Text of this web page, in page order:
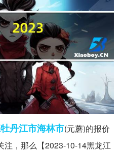
牡丹江市海林市(元蘑)的报价
注，那么【2023-10-14黑龙江